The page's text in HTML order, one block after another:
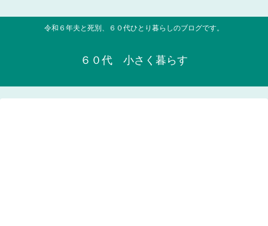
令和６年夫と死別、６０代ひとり暮らしのブログです。
６０代 小さく暮らす